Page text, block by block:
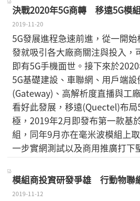
決戰2020年5G商轉 移遠5G模
2019-11-20
5G發展進程急速前進，從一開
發就吸引各大廠商關注與投入，
即有5G手機面世。接下來於
5G基礎建設、車聯網、用戶端設
(Gateway)、高解析度直播與工
看好此發展，移遠(Quectel)布
極，2019年2月即發布第一款基
組，同年9月亦在毫米波模組上
一步實網測試以及商用推廣打下
模組商投資研發爭雄 行動物聯
2019-11-12